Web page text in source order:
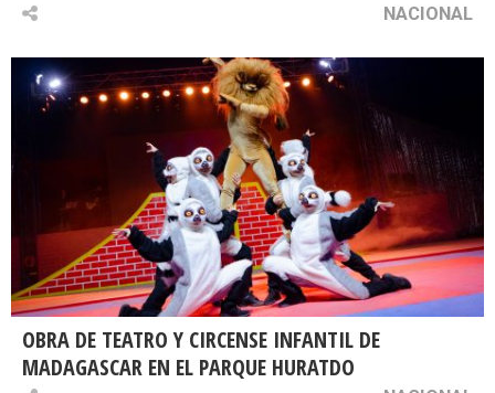
NACIONAL
OBRA DE TEATRO Y CIRCENSE INFANTIL DE
MADAGASCAR EN EL PARQUE HURATDO